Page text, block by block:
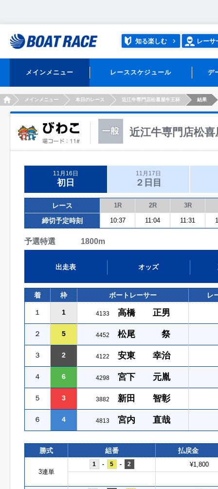
知る楽しむ レーサ
メインメニュー レーススケジュール デ
HOMEメインメニュー 本日のレース 近江牛専門店松喜屋牛王杯 結果
近江牛専門店松
11月16日
初日
11月17日
２日目
レース 1R 2R 3R
締切予定時刻 10:37 11:04 11:31
予選特選 1800m
出走表 オッズ
着 枠 ボートレーサー レ
１ 1 4133 高橋 正男
２ 5 4452 松尾 祭
３ 2 4122 安東 幸治
４ 6 4298 宮下 元胤
５ 3 3882 新田 智彰
６ 4 4813 宮内 直哉
勝式 組番 払戻金
3連単
1 - 5 - 2 ¥1,800